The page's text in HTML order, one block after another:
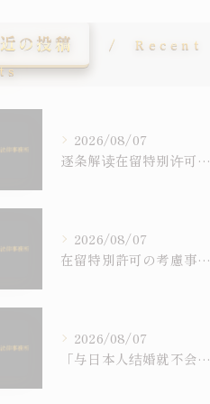
の投稿
Recent
2026/08/07
逐条解读在留特别许可之考量事由｜令和6年施行之入管法50条5项与主张之构筑
2026/08/07
在留特別許可の考慮事情を逐条で読む｜令和6年施行の入管法50条5項と主張の組み立て方
2026/08/07
「与日本人结婚就不会被强制遣返」之误解｜配偶在留资格与退去强制事由之关系